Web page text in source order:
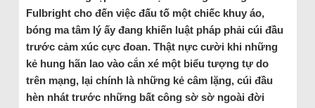
Fulbright cho đến việc đấu tố một chiếc khuy áo,
bóng ma tâm lý ấy đang khiến luật pháp phải cúi đầu
trước cảm xúc cực đoan. Thật nực cười khi những
kẻ hung hãn lao vào cắn xé một biểu tượng tự do
trên mạng, lại chính là những kẻ câm lặng, cúi đầu
hèn nhát trước những bất công sờ sờ ngoài đời